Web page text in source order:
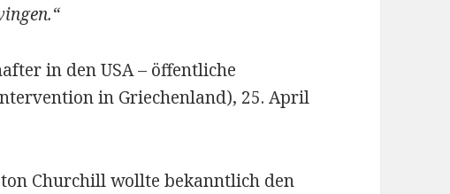
in den USA – öffentliche
in Griechenland), 25. April
Churchill wollte bekanntlich den